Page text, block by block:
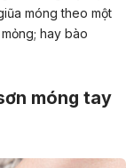
móng theo một
hay bào
móng tay